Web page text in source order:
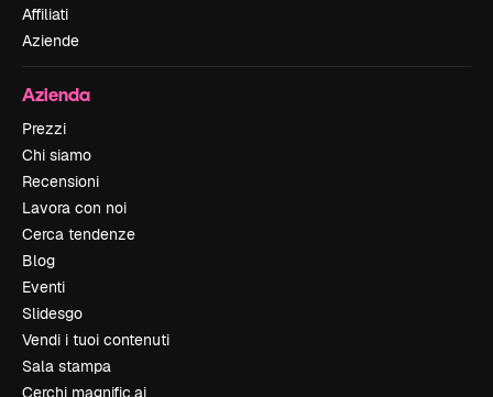
Affiliati
Aziende
Azienda
Prezzi
Chi siamo
Recensioni
Lavora con noi
Cerca tendenze
Blog
Eventi
Slidesgo
Vendi i tuoi contenuti
Sala stampa
Cerchi magnific.ai